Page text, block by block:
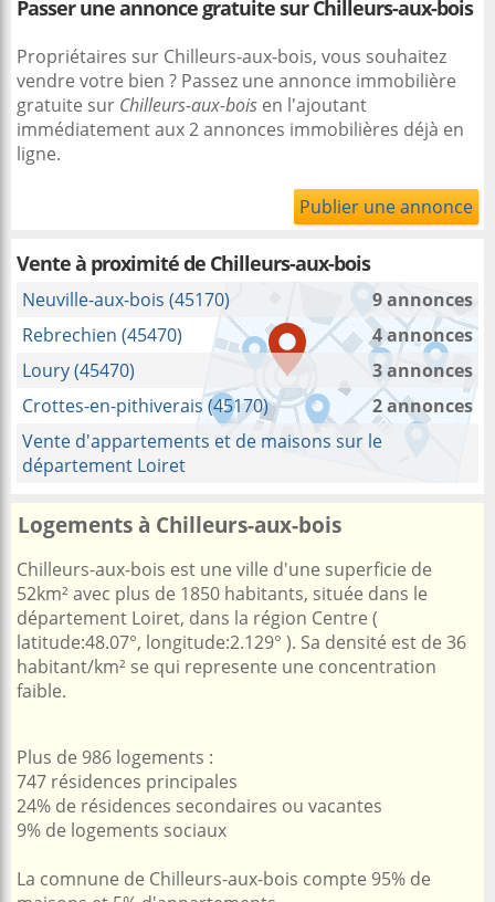
Passer une annonce gratuite sur Chilleurs-aux-bois
Propriétaires sur Chilleurs-aux-bois, vous souhaitez
vendre votre bien ? Passez une annonce immobilière
gratuite sur Chilleurs-aux-bois en l'ajoutant
immédiatement aux 2 annonces immobilières déjà en
ligne.
Publier une annonce
Vente à proximitéde Chilleurs-aux-bois
Neuville-aux-bois (45170)
9 annonces
Rebrechien (45470)
4 annonces
Loury (45470)
3 annonces
Crottes-en-pithiverais (45170)
2 annonces
Vente d'appartements et de maisons sur le
département Loiret
Logements à Chilleurs-aux-bois
Chilleurs-aux-bois est une ville d'une superficie de
52km² avec plus de 1850 habitants, située dans le
département Loiret, dans la région Centre (
latitude:48.07°, longitude:2.129° ). Sa densité est de 36
habitant/km² se qui represente une concentration
faible.
Plus de 986 logements :
747 résidences principales
24% de résidences secondaires ou vacantes
9% de logements sociaux
La comnune de Chilleurs-aux-bois compte 95% de